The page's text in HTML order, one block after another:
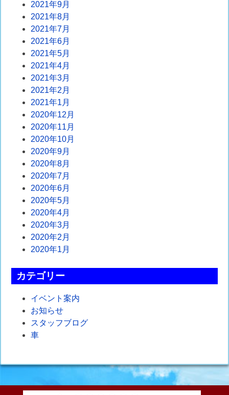
2021年9月
2021年8月
2021年7月
2021年6月
2021年5月
2021年4月
2021年3月
2021年2月
2021年1月
2020年12月
2020年11月
2020年10月
2020年9月
2020年8月
2020年7月
2020年6月
2020年5月
2020年4月
2020年3月
2020年2月
2020年1月
カテゴリー
イベント案内
お知らせ
スタッフブログ
車